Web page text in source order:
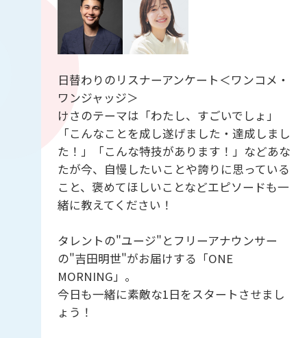
日替わりのリスナーアンケート＜ワンコメ・
ワンジャッジ＞
けさのテーマは「わたし、すごいでしょ」
「こんなことを成し遂げました・達成しまし
た！」「こんな特技があります！」などあな
たが今、自慢したいことや誇りに思っている
こと、褒めてほしいことなどエピソードも一
緒に教えてください！
タレントの"ユージ"とフリーアナウンサー
の"吉田明世"がお届けする「ONE
MORNING」。
今日も一緒に素敵な1日をスタートさせまし
ょう！